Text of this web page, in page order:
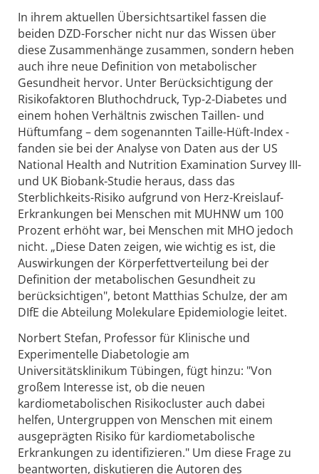
In ihrem aktuellen Übersichtsartikel fassen die
beiden DZD-Forscher nicht nur das Wissen über
diese Zusammenhänge zusammen, sondern heben
auch ihre neue Definition von metabolischer
Gesundheit hervor. Unter Berücksichtigung der
Risikofaktoren Bluthochdruck, Typ-2-Diabetes und
einem hohen Verhältnis zwischen Taillen- und
Hüftumfang – dem sogenannten Taille-Hüft-Index -
fanden sie bei der Analyse von Daten aus der US
National Health and Nutrition Examination Survey III-
und UK Biobank-Studie heraus, dass das
Sterblichkeits-Risiko aufgrund von Herz-Kreislauf-
Erkrankungen bei Menschen mit MUHNW um 100
Prozent erhöht war, bei Menschen mit MHO jedoch
nicht. „Diese Daten zeigen, wie wichtig es ist, die
Auswirkungen der Körperfettverteilung bei der
Definition der metabolischen Gesundheit zu
berücksichtigen", betont Matthias Schulze, der am
DIfE die Abteilung Molekulare Epidemiologie leitet.
Norbert Stefan, Professor für Klinische und
Experimentelle Diabetologie am
Universitätsklinikum Tübingen, fügt hinzu: "Von
großem Interesse ist, ob die neuen
kardiometabolischen Risikocluster auch dabei
helfen, Untergruppen von Menschen mit einem
ausgeprägten Risiko für kardiometabolische
Erkrankungen zu identifizieren." Um diese Frage zu
beantworten, diskutieren die Autoren des